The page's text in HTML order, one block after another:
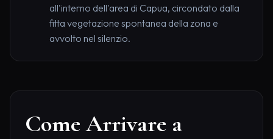
all'interno dell'area di Capua, circondato dalla
fitta vegetazione spontanea della zona e
avvolto nel silenzio.
Come Arrivare a